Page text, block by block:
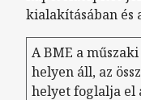
kialakításában és
A BME a
helyen áll, az
helyet foglalja el